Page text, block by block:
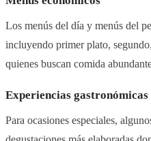
Los menús del día y menús del
incluyendo primer plato,
quienes buscan comida
Experiencias gastronómicas
Para ocasiones especiales,